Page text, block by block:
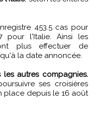
453.5 cas pour
pour l'Italie. Ainsi les
plus effectuer de
la date annoncée.
autres compagnies.
ses croisières
place depuis le 16 août